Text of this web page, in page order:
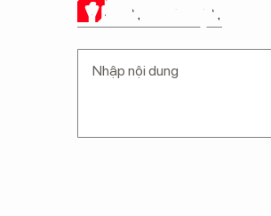
Ý KIẾN CỦA BẠN